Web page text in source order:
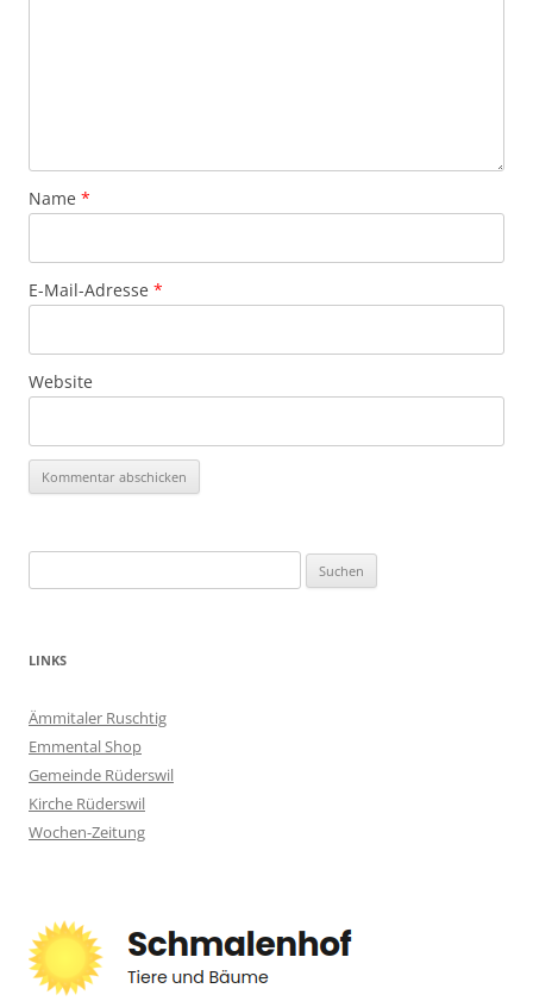
Name *
E-Mail-Adresse *
Website
nach:
LINKS
Ämmitaler Ruschtig
Emmental Shop
Gemeinde Rüderswil
Kirche Rüderswil
Wochen-Zeitung